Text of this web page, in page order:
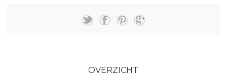
OVERZICHT